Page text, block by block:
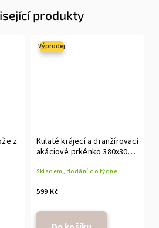
produkty
z
Výprodej
Kulaté krájecí a dranžírovací
akáciové prkénko 380x30
Skladem, dodání do týdne
599 Kč